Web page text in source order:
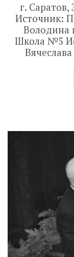
г.
Источник:
Володина
Школа №5